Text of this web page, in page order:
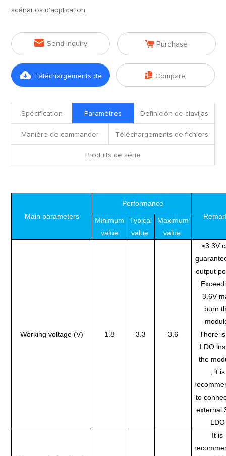
scénarios d'application.
 Send Inquiry  Purchase
 Téléchargements de  Compare
Spécification Paramètres Definición de clavijas
Manière de commander Téléchargements de fichiers
Produits de série
Main parameters
Performance
Minimum
value
Typical
value
Maximum
value
Working voltage (V) 1.8 3.3 3.6
≥3.3V
output
3.6V
burn
There
LDO
the
, it is
to
external
LDO
It is